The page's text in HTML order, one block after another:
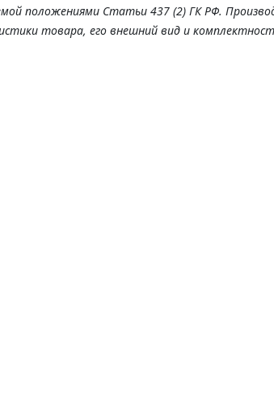
положениями Статьи 437 (2) ГК РФ.
товара, его внешний вид и